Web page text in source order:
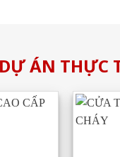
DỰ ÁN THỰC